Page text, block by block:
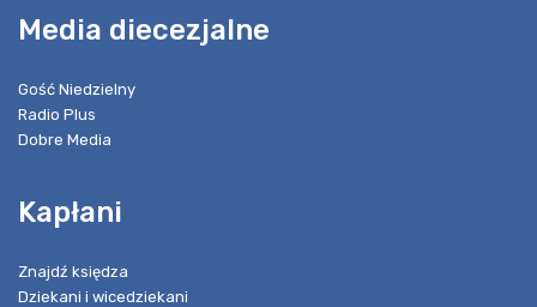
Media diecezjalne
Gość Niedzielny
Radio Plus
Dobre Media
Kapłani
Znajdź księdza
Dziekani i wicedziekani